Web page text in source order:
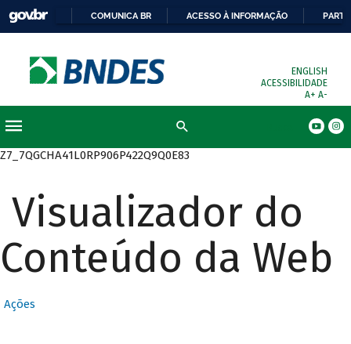
COMUNICA BR ACESSO À INFORMAÇÃO
ENGLISH
ACESSIBILIDADE
A+ A-
Z7_7QGCHA41L0RP906P422Q9Q0E83
Visualizador do
Conteúdo da Web
Ações